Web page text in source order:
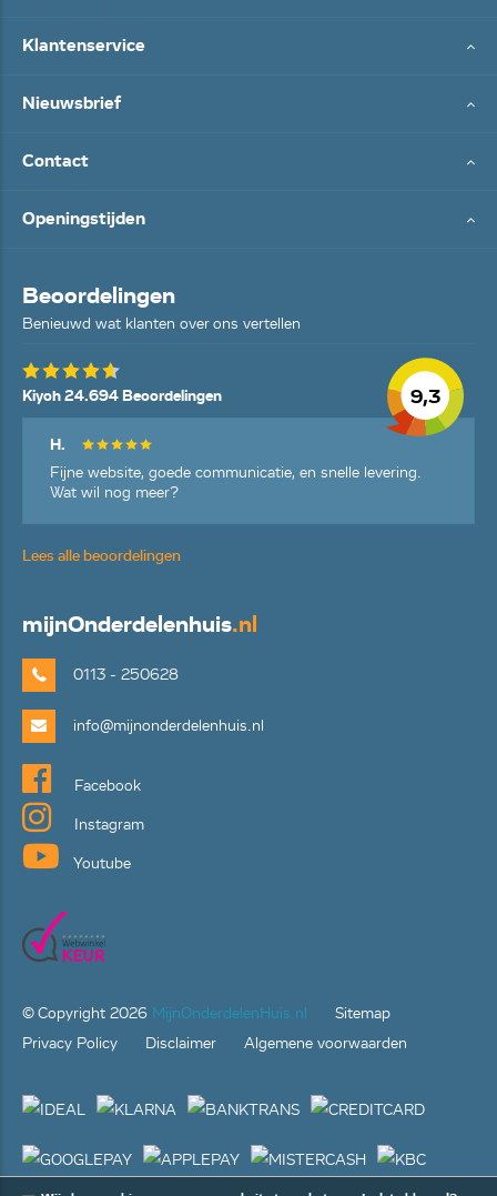
Klantenservice
Nieuwsbrief
Contact
Openingstijden
Beoordelingen
Benieuwd wat klanten over ons vertellen
9,3
Kiyoh 24.694 Beoordelingen
H.
Fijne website, goede communicatie, en snelle levering.
Wat wil nog meer?
Lees alle beoordelingen
mijnOnderdelenhuis.nl
0113 - 250628
info@mijnonderdelenhuis.nl
Facebook
Instagram
Youtube
© Copyright 2026 MijnOnderdelenHuis.nl
Sitemap
Privacy Policy
Disclaimer Algemene voorwaarden